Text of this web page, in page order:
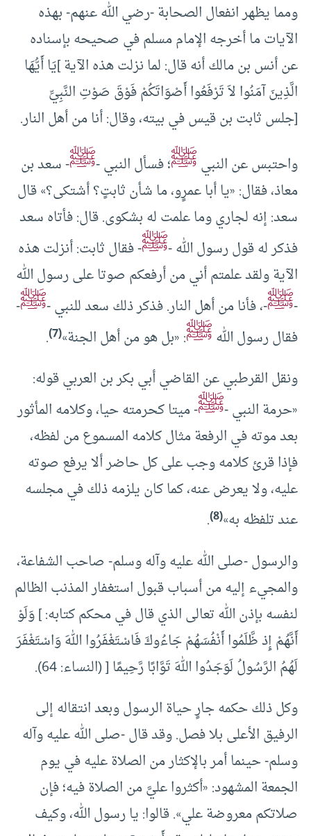
ومما يظهر انفعال الصحابة -رضي الله عنهم- بهذه
الآيات ما أخرجه الإمام مسلم في صحيحه بإسناده
عن أنس بن مالك أنه قال: لما نزلت هذه الآية ]يَا أَيُّهَا
الَّذِينَ آمَنُوا لاَ تَرْفَعُوا أَصْوَاتَكُمْ فَوْقَ صَوْتِ النَّبِيِّ
[جلس ثابت بن قيس في بيته، وقال: أنا من أهل النار.
واحتبس عن النبيﷺ؛ فسأل النبي -ﷺ- سعد بن
معاذ، فقال: «يا أبا عمرٍو، ما شأن ثابتٍ؟ أشتكى؟» قال
سعد: إنه لجاري وما علمت له بشكوى. قال: فأتاه سعد
فذكر له قول رسول الله -ﷺ- فقال ثابت: أنزلت هذه
الآية ولقد علمتم أني من أرفعكم صوتا على رسول الله
-ﷺ-، فأنا من أهل النار. فذكر ذلك سعد للنبي -ﷺ-
فقال رسول اللهﷺ: «بل هو من أهل الجنة»(7)
.
ونقل القرطبي عن القاضي أبي بكر بن العربي قوله:
«حرمة النبي -ﷺ- ميتا كحرمته حيا، وكلامه المأثور
بعد موته في الرفعة مثال كلامه المسموع من لفظه،
فإذا قرئ كلامه وجب على كل حاضر ألا يرفع صوته
عليه، ولا يعرض عنه، كما كان يلزمه ذلك في مجلسه
عند تلفظه به»(8)
.
والرسول -صلى الله عليه وآله وسلم- صاحب الشفاعة،
والمجيء إليه من أسباب قبول استغفار المذنب الظالم
لنفسه بإذن الله تعالى الذي قال في محكم كتابه: ] وَلَوْ
أَنَّهُمْ إِذ ظَّلَمُوا أَنْفُسَهُمْ جَاءُوكَ فَاسْتَغْفَرُوا اللهَ وَاسْتَغْفَرَ
لَهُمُ الرَّسُولُ لَوَجَدُوا اللهَ تَوَّابًا رَّحِيمًا [ (النساء: 64).
وكل ذلك حكمه جارٍ حياة الرسول وبعد انتقاله إلى
الرفيق الأعلى بلا فصل. وقد قال -صلى الله عليه وآله
وسلم- حينما أمر بالإكثار من الصلاة عليه في يوم
الجمعة المشهود: «أكثروا عليَّ من الصلاة فيه؛ فإن
صلاتكم معروضة علي». قالوا: يا رسول الله، وكيف